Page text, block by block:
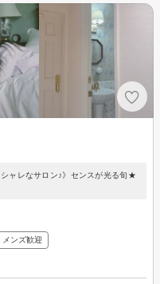
ャレなサロン♪》センスが光る旬★
メンズ歓迎